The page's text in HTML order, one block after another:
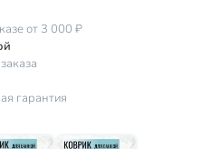
от 3 000 ₽
гарантия